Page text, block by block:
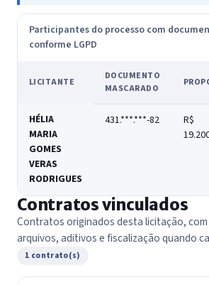
Participantes do processo com
conforme LGPD
LICITANTE
DOCUMENTO
MASCARADO
HÉLIA
MARIA
GOMES
VERAS
RODRIGUES
431.***.***-82
R$
Contratos vinculados
Contratos originados desta licitação,
arquivos, aditivos e fiscalização quando
1 contrato(s)